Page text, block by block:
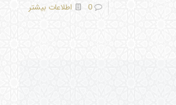
0 اطلاعات بیشتر